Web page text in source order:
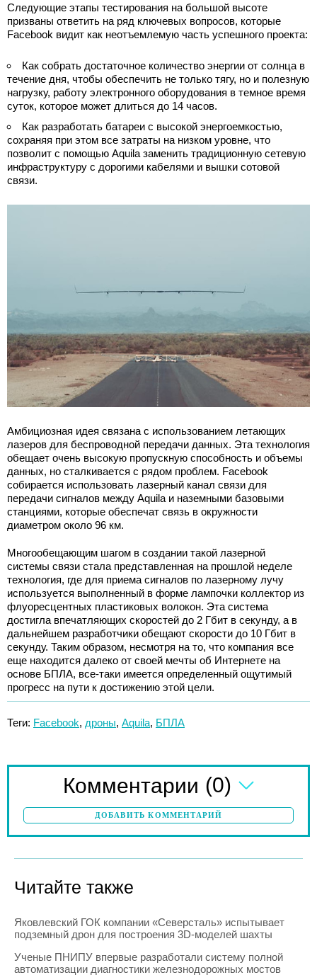
Следующие этапы тестирования на большой высоте
призваны ответить на ряд ключевых вопросов, которые
Facebook видит как неотъемлемую часть успешного проекта:
Как собрать достаточное количество энергии от солнца в
течение дня, чтобы обеспечить не только тягу, но и полезную
нагрузку, работу электронного оборудования в темное время
суток, которое может длиться до 14 часов.
Как разработать батареи с высокой энергоемкостью,
сохраняя при этом все затраты на низком уровне, что
позволит с помощью Aquila заменить традиционную сетевую
инфраструктуру с дорогими кабелями и вышки сотовой
связи.
Амбициозная идея связана с использованием летающих
лазеров для беспроводной передачи данных. Эта технология
обещает очень высокую пропускную способность и объемы
данных, но сталкивается с рядом проблем. Facebook
собирается использовать лазерный канал связи для
передачи сигналов между Aquila и наземными базовыми
станциями, которые обеспечат связь в окружности
диаметром около 96 км.
Многообещающим шагом в создании такой лазерной
системы связи стала представленная на прошлой неделе
технология, где для приема сигналов по лазерному лучу
используется выполненный в форме лампочки коллектор из
флуоресцентных пластиковых волокон. Эта система
достигла впечатляющих скоростей до 2 Гбит в секунду, а в
дальнейшем разработчики обещают скорости до 10 Гбит в
секунду. Таким образом, несмотря на то, что компания все
еще находится далеко от своей мечты об Интернете на
основе БПЛА, все-таки имеется определенный ощутимый
прогресс на пути к достижению этой цели.
Теги: Facebook, дроны, Aquila, БПЛА
Комментарии (0)
ДОБАВИТЬ КОММЕНТАРИЙ
Читайте также
Яковлевский ГОК компании «Северсталь» испытывает
подземный дрон для построения 3D-моделей шахты
Ученые ПНИПУ впервые разработали систему полной
автоматизации диагностики железнодорожных мостов